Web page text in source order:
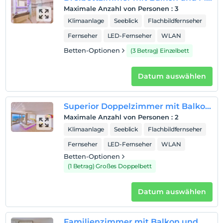
Standort
Das Hamarat Hotel heißt seine Gäste auf der Halbinsel
Çukurbağ in Kaş willkommen, einem der vielfältigsten
Ferienorte in Antalya. Es wird von einer Familie geführt.
Auf Karte
anzeigen
Hotelpolitik
Rauchen
Maximale Anzahl von Personen : 3
Klimaanlage Seeblick
Flachbildfernseher
Fernseher
LED-Fernseher WLAN
Betten-Optionen (3 Betrag) Einzelbett
Datum auswählen
Superior Doppelzimmer mit Balkon und Meerblick
Maximale Anzahl von Personen : 2
Klimaanlage Seeblick
Flachbildfernseher
Fernseher
LED-Fernseher WLAN
Betten-Optionen
(1 Betrag) Großes Doppelbett
Datum auswählen